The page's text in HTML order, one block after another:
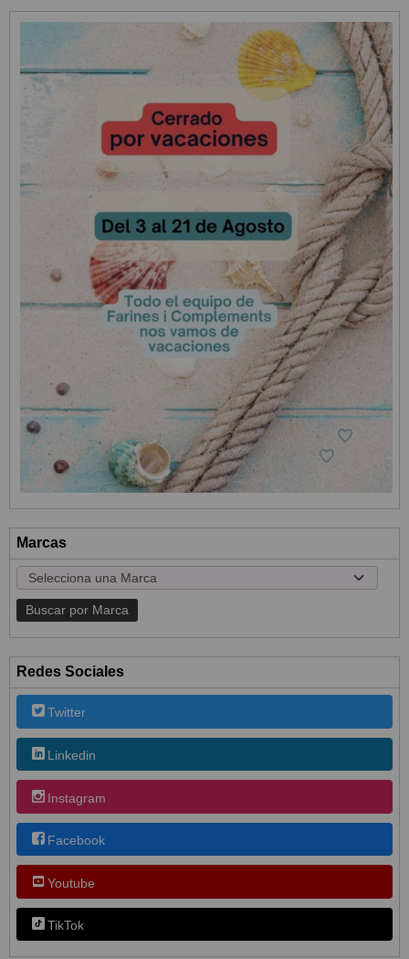
Marcas
Redes Sociales
Twitter
Linkedin
Instagram
Facebook
Youtube
TikTok